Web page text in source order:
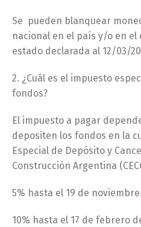
Se pueden blanquear
nacional en el país y/o en
estado declarada al 12/03/
2. ¿Cuál es el impuesto
fondos?
El impuesto a pagar
depositen los fondos en la
Especial de Depósito y
Construcción Argentina
5% hasta el 19 de
10% hasta el 17 de febrero